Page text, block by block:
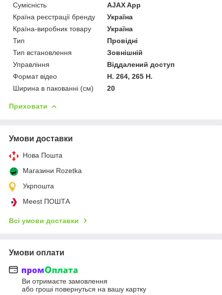
Сумісність
AJAX App
Країна реєстрації бренду
Україна
Країна-виробник товару
Україна
Тип
Провідні
Тип встановлення
Зовнішній
Управління
Віддалений доступ
Формат відео
H. 264, 265 H.
Ширина в пакованні (см)
20
Приховати
Умови доставки
Нова Пошта
Магазини Rozetka
Укрпошта
Meest ПОШТА
Всі умови доставки
Умови оплати
Ви отримаєте замовлення
або гроші повернуться на вашу картку